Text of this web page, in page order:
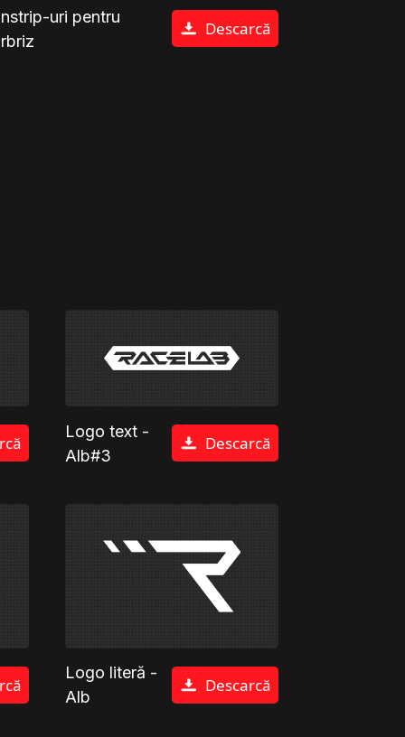
uri pentru
Descarcă
Logo text -
Alb#3
Descarcă
Logo literă -
Alb
Descarcă